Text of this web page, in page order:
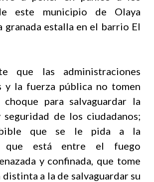
este municipio de Olaya
granada estalla en el barrio El
que las administraciones
y la fuerza pública no tomen
choque para salvaguardar la
de los ciudadanos;
que se le pida a la
que está entre el fuego
y confinada, que tome
a la de salvaguardar su